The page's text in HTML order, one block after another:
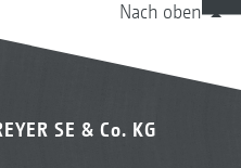
Nach oben
SE & Co. KG